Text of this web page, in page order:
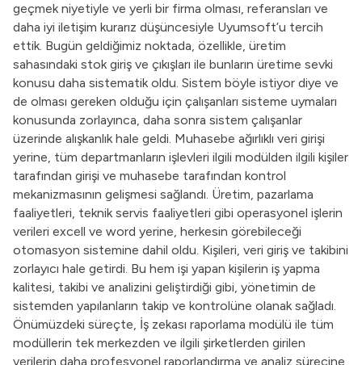
geçmek niyetiyle ve yerli bir firma olması, referansları ve
daha iyi iletişim kurarız düşüncesiyle Uyumsoft’u tercih
ettik. Bugün geldiğimiz noktada, özellikle, üretim
sahasındaki stok giriş ve çıkışları ile bunların üretime sevki
konusu daha sistematik oldu. Sistem böyle istiyor diye ve
de olması gereken olduğu için çalışanları sisteme uymaları
konusunda zorlayınca, daha sonra sistem çalışanlar
üzerinde alışkanlık hale geldi. Muhasebe ağırlıklı veri girişi
yerine, tüm departmanların işlevleri ilgili modülden ilgili kişiler
tarafından girişi ve muhasebe tarafından kontrol
mekanizmasının gelişmesi sağlandı. Üretim, pazarlama
faaliyetleri, teknik servis faaliyetleri gibi operasyonel işlerin
verileri excell ve word yerine, herkesin görebileceği
otomasyon sistemine dahil oldu. Kişileri, veri giriş ve takibini
zorlayıcı hale getirdi. Bu hem işi yapan kişilerin iş yapma
kalitesi, takibi ve analizini geliştirdiği gibi, yönetimin de
sistemden yapılanların takip ve kontrolüne olanak sağladı.
Önümüzdeki süreçte, İş zekası raporlama modülü ile tüm
modüllerin tek merkezden ve ilgili şirketlerden girilen
verilerin daha profesyonel raporlandırma ve analiz sürecine